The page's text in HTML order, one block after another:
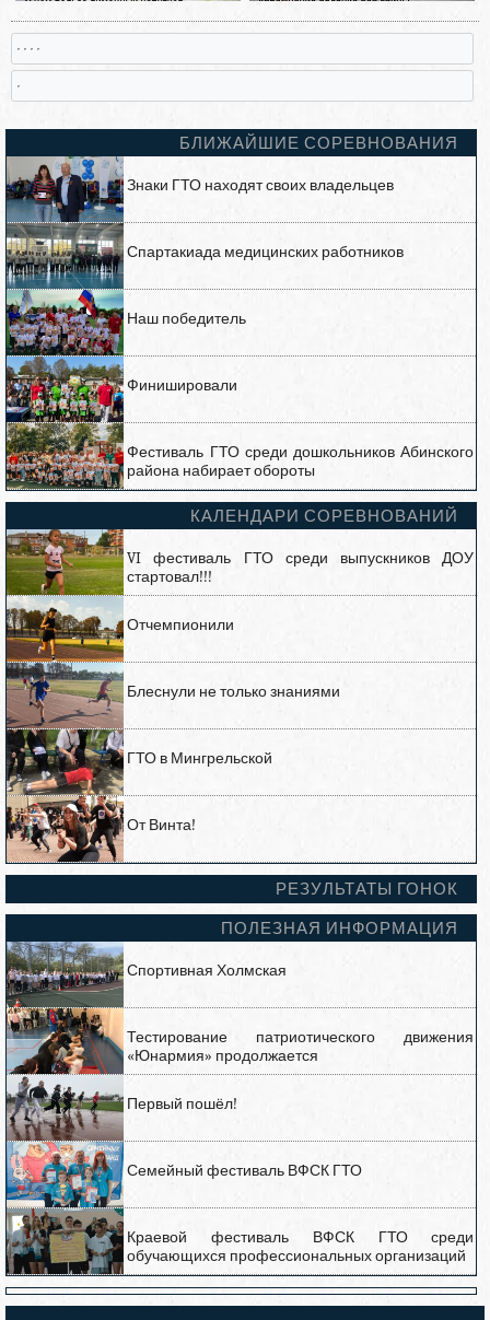
БЛИЖАЙШИЕ СОРЕВНОВАНИЯ
Знаки ГТО находят своих владельцев
Спартакиада медицинских работников
Наш победитель
Финишировали
Фестиваль ГТО среди дошкольников Абинского
района набирает обороты
КАЛЕНДАРИ СОРЕВНОВАНИЙ
VI фестиваль ГТО среди выпускников ДОУ
стартовал!!!
Отчемпионили
Блеснули не только знаниями
ГТО в Мингрельской
От Винта!
РЕЗУЛЬТАТЫ ГОНОК
ПОЛЕЗНАЯ ИНФОРМАЦИЯ
Спортивная Холмская
Тестирование патриотического движения
«Юнармия» продолжается
Первый пошёл!
Семейный фестиваль ВФСК ГТО
Краевой фестиваль ВФСК ГТО среди
обучающихся профессиональных организаций